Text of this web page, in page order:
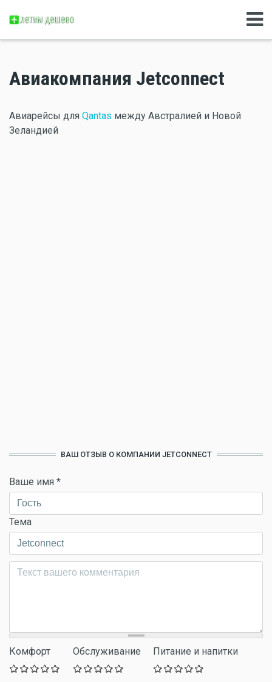
Авиакомпания Jetconnect
Авиарейсы для Qantas между Австралией и Новой
Зеландией
ВАШ ОТЗЫВ О КОМПАНИИ JETCONNECT
Ваше имя *
Тема
Комментарий*
Комфорт Обслуживание Питание и напитки